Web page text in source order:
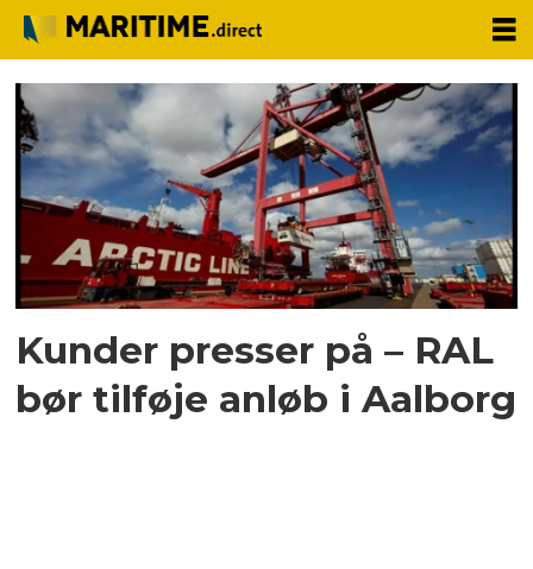
Tag:
polar
seafood
Kunder presser på – RAL
bør tilføje anløb i Aalborg